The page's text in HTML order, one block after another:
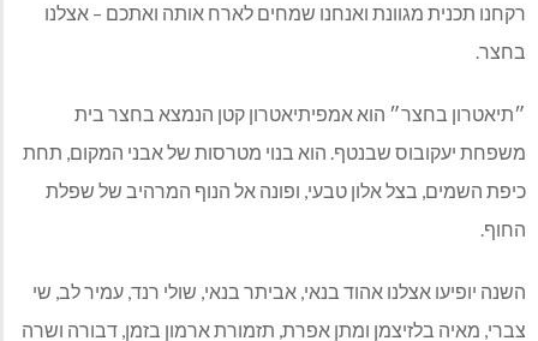
רקחנו תכנית מגוונת ואנחנו שמחים לארח אותה ואתכם – אצלנו
בחצר.
״תיאטרון בחצר״ הוא אמפיתיאטרון קטן הנמצא בחצר בית
משפחת יעקובוס שבנטף. הוא בנוי מטרסות של אבני המקום, תחת
כיפת השמים, בצל אלון טבעי, ופונה אל הנוף המרהיב של שפלת
החוף.
השנה יופיעו אצלנו אהוד בנאי, אביתר בנאי, שולי רנד, עמיר לב, שי
צברי, מאיה בלזיצמן ומתן אפרת, תזמורת ארמון בזמן, דבורה ושרה